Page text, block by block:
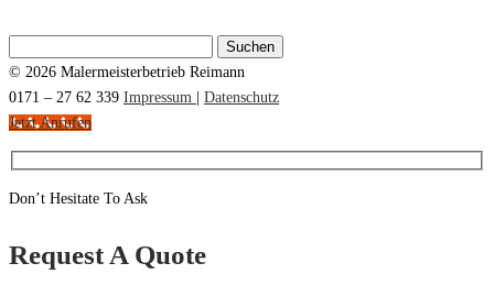
nach:
© 2026 Malermeisterbetrieb Reimann
0171 – 27 62 339 Impressum
Datenschutz
Jetzt Anrufen
Don’t Hesitate To Ask
Request A Quote